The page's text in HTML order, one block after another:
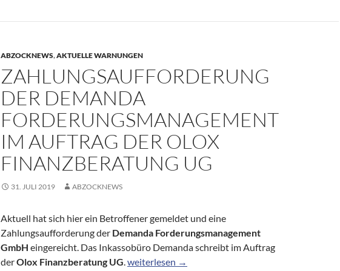
ABZOCKNEWS,AKTUELLE WARNUNGEN
ZAHLUNGSAUFFORDERUNG
DER DEMANDA
FORDERUNGSMANAGEMENT
IM AUFTRAG DER OLOX
FINANZBERATUNG UG
31. JULI 2019 ABZOCKNEWS
Aktuell hat sich hier ein Betroffener gemeldet und eine
Zahlungsaufforderung der Demanda Forderungsmanagement
GmbH eingereicht. Das Inkassobüro Demanda schreibt im Auftrag
derOlox Finanzberatung UG.Zahlungsaufforderung der Demanda
weiterlesen →